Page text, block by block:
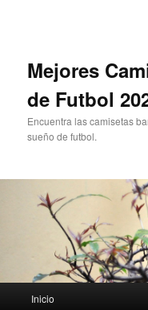
Mejores
de Futbol
Encuentra las camisetas
sueño de futbol.
Inicio